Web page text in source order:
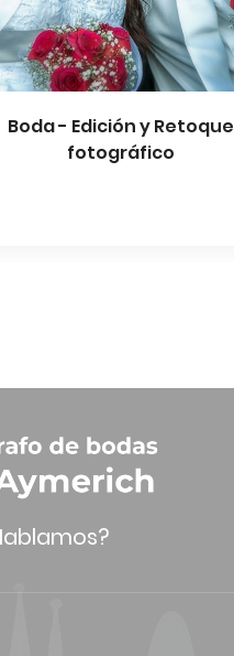
Boda - Edición y Retoque
fotográfico